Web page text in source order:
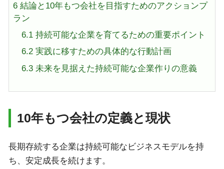
6 結論と10年もつ会社を目指すためのアクションプ
ラン
6.1持続可能な企業を育てるための重要ポイント
6.2実践に移すための具体的な行動計画
6.3未来を見据えた持続可能な企業作りの意義
10年もつ会社の定義と現状
長期存続する企業は持続可能なビジネスモデルを持
ち、安定成長を続けます。